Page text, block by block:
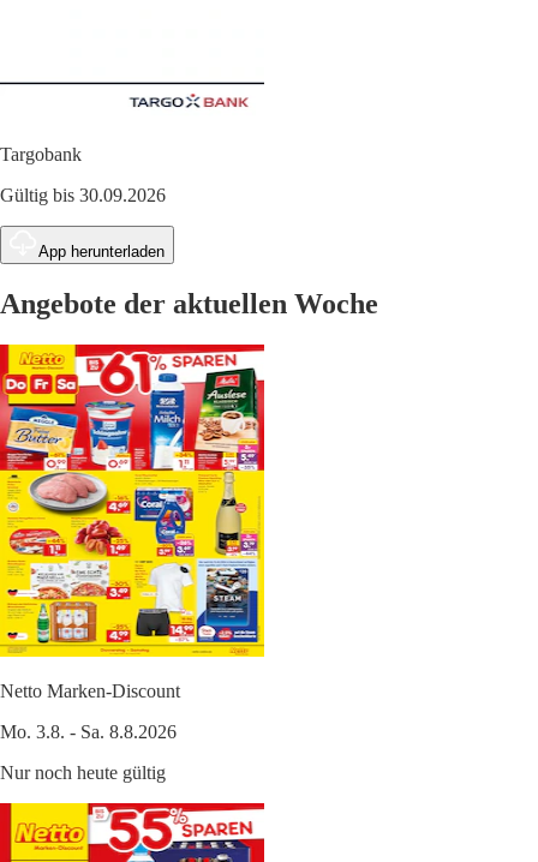
Targobank
Gültig bis 30.09.2026
App herunterladen
Angebote der aktuellen Woche
Netto Marken-Discount
Mo. 3.8. - Sa. 8.8.2026
Nur noch heute gültig